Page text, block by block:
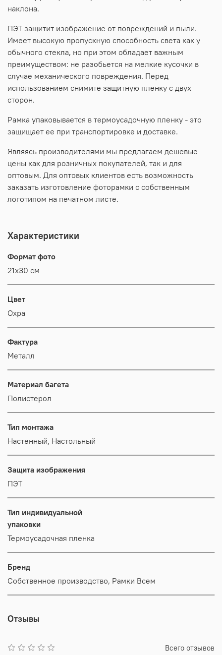
наклона.
ПЭТ защитит изображение от повреждений и пыли.
Имеет высокую пропускную способность света как у
обычного стекла, но при этом обладает важным
преимуществом: не разобьется на мелкие кусочки в
случае механического повреждения. Перед
использованием снимите защитную пленку с двух
сторон.
Рамка упаковывается в термоусадочную пленку - это
защищает ее при транспортировке и доставке.
Являясь производителями мы предлагаем дешевые
цены как для розничных покупателей, так и для
оптовым. Для оптовых клиентов есть возможность
заказать изготовление фоторамки с собственным
логотипом на печатном листе.
Характеристики
Формат фото
21х30 см
Цвет
Охра
Фактура
Металл
Материал багета
Полистерол
Тип монтажа
Настенный, Настольный
Защита изображения
ПЭТ
Тип индивидуальной
упаковки
Термоусадочная пленка
Бренд
Собственное производство, Рамки Всем
Отзывы
Всего отзывов